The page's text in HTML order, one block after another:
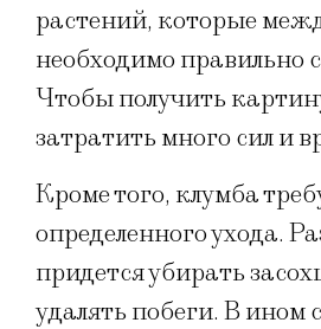
растений, которые
необходимо правильно
Чтобы получить
затратить много сил и
Кроме того, клумба
определенного ухода.
придется убирать
удалять побеги. В ином